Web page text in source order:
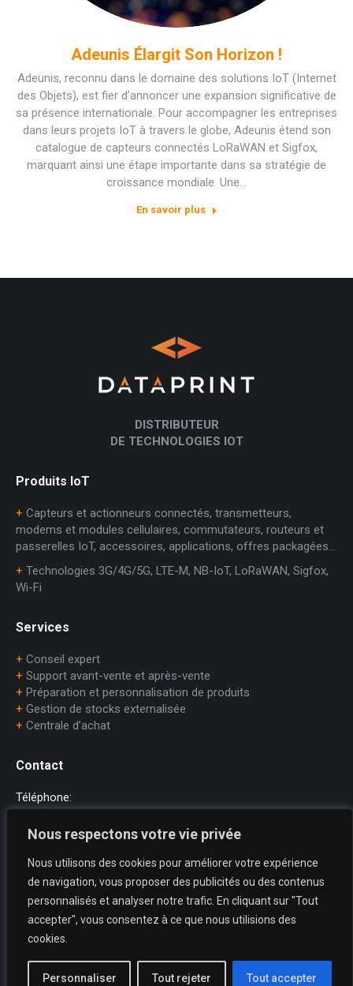
Nous respectons votre vie privée
Nous utilisons des cookies pour améliorer votre expérience
de navigation, vous proposer des publicités ou des contenus
personnalisés et analyser notre trafic. En cliquant sur "Tout
accepter", vous consentez à ce que nous utilisions des
cookies.
Personnaliser Tout rejeter Tout accepter
Adeunis Élargit Son Horizon !
Adeunis, reconnu dans le domaine des solutions IoT (Internet
des Objets), est fier d’annoncer une expansion significative de
sa présence internationale. Pour accompagner les entreprises
dans leurs projets IoT à travers le globe, Adeunis étend son
catalogue de capteurs connectés LoRaWAN et Sigfox,
marquant ainsi une étape importante dans sa stratégie de
croissance mondiale. Une…
En savoir plus
DISTRIBUTEUR
DE TECHNOLOGIES IOT
Produits IoT
+ Capteurs et actionneurs connectés, transmetteurs,
modems et modules cellulaires, commutateurs, routeurs et
passerelles IoT, accessoires, applications, offres packagées…
+ Technologies 3G/4G/5G, LTE-M, NB-IoT, LoRaWAN, Sigfox,
Wi-Fi
Services
+ Conseil expert
+ Support avant-vente et après-vente
+ Préparation et personnalisation de produits
+ Gestion de stocks externalisée
+ Centrale d’achat
Contact
Téléphone:
dataprint@dataprint.fr
Adresse:
69, avenue du Maréchal Juin
64200 BIARRITZ
Trouvez nous sur :
La La